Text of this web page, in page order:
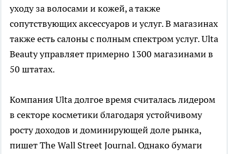
уходу за волосами и кожей, а также
сопутствующих аксессуаров и услуг. В магазинах
также есть салоны с полным спектром услуг. Ulta
Beauty управляет примерно 1300 магазинами в
50 штатах.
Компания Ulta долгое время считалась лидером
в секторе косметики благодаря устойчивому
росту доходов и доминирующей доле рынка,
пишет The Wall Street Journal. Однако бумаги